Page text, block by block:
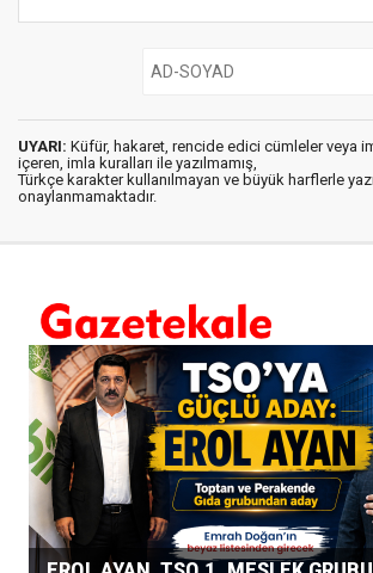
UYARI: Küfür, hakaret, rencide edici cümleler veya
içeren, imla kuralları ile yazılmamış,
Türkçe karakter kullanılmayan ve büyük harflerle
onaylanmamaktadır.